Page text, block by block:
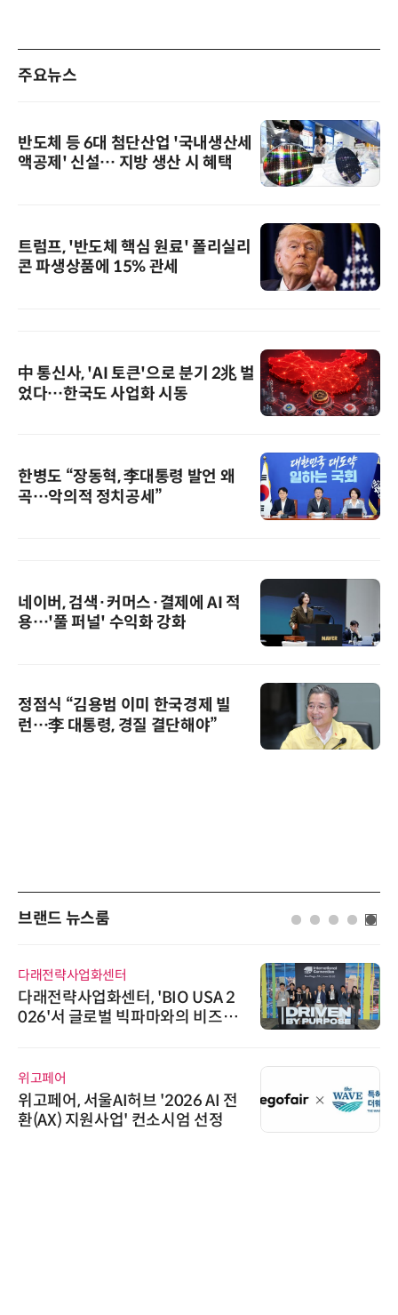
주요뉴스
반도체 등 6대 첨단산업 '국내생산세
액공제' 신설… 지방 생산 시 혜택
트럼프, '반도체 핵심 원료' 폴리실리
콘 파생상품에 15% 관세
中 통신사, 'AI 토큰'으로 분기 2兆 벌
었다…한국도 사업화 시동
한병도 “장동혁, 李대통령 발언 왜
곡…악의적 정치공세”
네이버, 검색·커머스·결제에 AI 적
용…'풀 퍼널' 수익화 강화
정점식 “김용범 이미 한국경제 빌
런…李 대통령, 경질 결단해야”
브랜드 뉴스룸
다래전략사업화센터
다래전략사업화센터, 'BIO USA 2
026'서 글로벌 빅파마와의 비즈니
위고페어
위고페어, 서울AI허브 '2026 AI 전
환(AX) 지원사업' 컨소시엄 선정